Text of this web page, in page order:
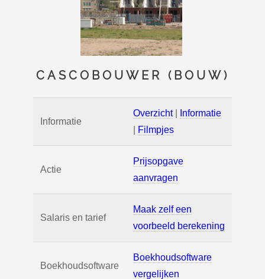
CASCOBOUWER (BOUW)
Informatie
Overzicht|
Informatie
Filmpjes
Actie
Prijsopgave
aanvragen
Salaris en tarief
Maak zelf een
voorbeeld berekening
Boekhoudsoftware
Boekhoudsoftware
vergelijken